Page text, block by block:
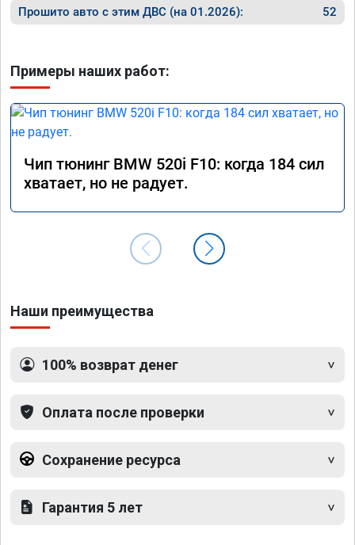
Прошито авто с этим ДВС (на 01.2026): 52
Примеры наших работ:
Чип тюнинг BMW 520i F10: когда 184 сил
хватает, но не радует.
Наши преимущества
100% возврат денег
Оплата после проверки
Сохранение ресурса
Гарантия 5 лет